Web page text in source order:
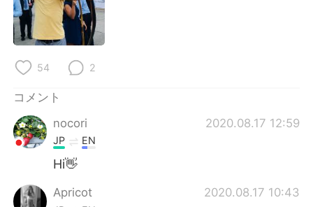
Deutsch
Türkçe
Português
54 2
コメント
nocori
2020.08.17 12:59
JP EN
Hi👋
Apricot 2020.08.17 10:43